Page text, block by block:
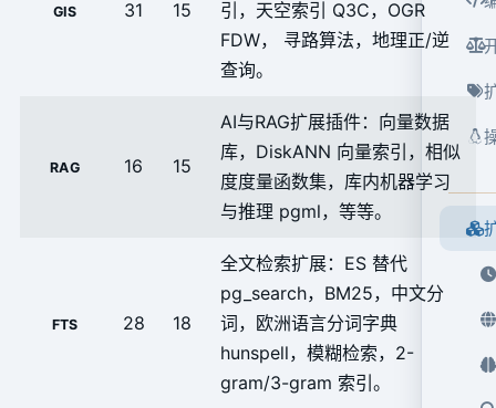
GIS 31 15
引，天空索引 Q3C，OGR
FDW， 寻路算法，地理正/逆
查询。
RAG 16 15
AI与RAG扩展插件：向量数据
库，DiskANN 向量索引，相似
度度量函数集，库内机器学习
与推理 pgml，等等。
FTS 28 18
全文检索扩展：ES 替代
pg_search，BM25，中文分
词，欧洲语言分词字典
hunspell，模糊检索，2-
gram/3-gram 索引。